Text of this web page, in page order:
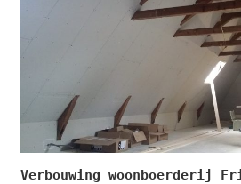
Verbouwing woonboerderij